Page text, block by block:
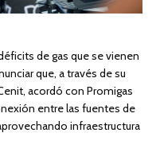
de gas que se vienen
que, a través de su
acordó con Promigas
entre las fuentes de
infraestructura